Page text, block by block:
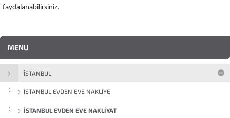
faydalanabilirsiniz.
MENU
İSTANBUL
İSTANBUL EVDEN EVE NAKLIYE
İSTANBUL EVDEN EVE NAKLIYAT